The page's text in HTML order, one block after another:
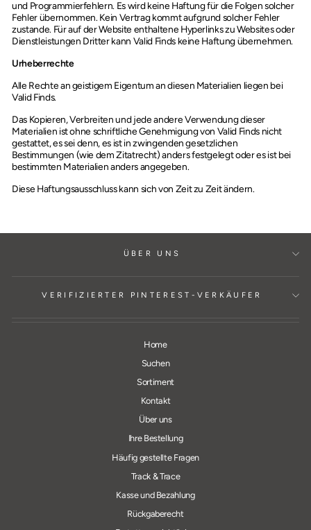
und Programmierfehlern. Es wird keine Haftung für die Folgen solcher
Fehler übernommen. Kein Vertrag kommt aufgrund solcher Fehler
zustande. Für auf der Website enthaltene Hyperlinks zu Websites oder
Dienstleistungen Dritter kann Valid Finds keine Haftung übernehmen.
Urheberrechte
Alle Rechte an geistigem Eigentum an diesen Materialien liegen bei
Valid Finds.
Das Kopieren, Verbreiten und jede andere Verwendung dieser
Materialien ist ohne schriftliche Genehmigung von Valid Finds nicht
gestattet, es sei denn, es ist in zwingenden gesetzlichen
Bestimmungen (wie dem Zitatrecht) anders festgelegt oder es ist bei
bestimmten Materialien anders angegeben.
Diese Haftungsausschluss kann sich von Zeit zu Zeit ändern.
ÜBER UNS
VERIFIZIERTER PINTEREST-VERKÄUFER
Home
Suchen
Sortiment
Kontakt
Über uns
Ihre Bestellung
Häufig gestellte Fragen
Track & Trace
Kasse und Bezahlung
Rückgaberecht